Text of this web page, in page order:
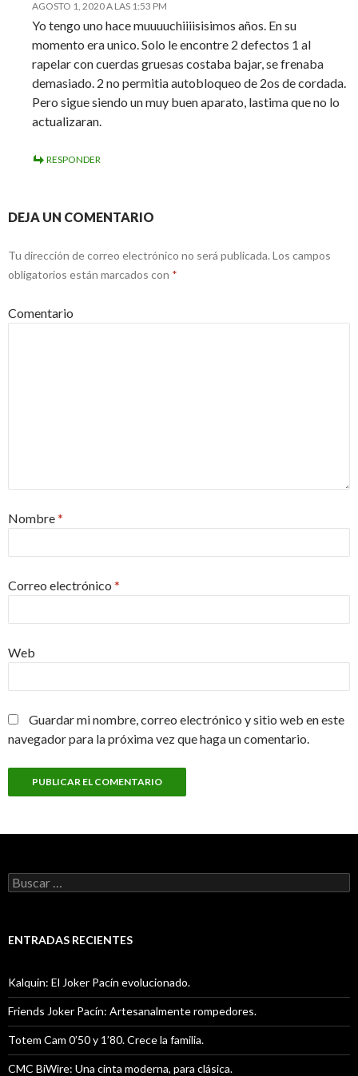
AGOSTO 1, 2020 A LAS 1:53 PM
Yo tengo uno hace muuuuchiiiisisimos años. En su
momento era unico. Solo le encontre 2 defectos 1 al
rapelar con cuerdas gruesas costaba bajar, se frenaba
demasiado. 2 no permitia autobloqueo de 2os de cordada.
Pero sigue siendo un muy buen aparato, lastima que no lo
actualizaran.
RESPONDER
DEJA UN COMENTARIO
Tu dirección de correo electrónico no será publicada. Los campos
obligatorios están marcados con *
Comentario
Nombre*
Correo electrónico *
Web
Guardar mi nombre, correo electrónico y sitio web en este
navegador para la próxima vez que haga un comentario.
Buscar:
ENTRADAS RECIENTES
Kalquin: El Joker Pacín evolucionado.
Friends Joker Pacín: Artesanalmente rompedores.
Totem Cam 0’50 y 1’80. Crece la familia.
CMC BiWire: Una cinta moderna, para clásica.